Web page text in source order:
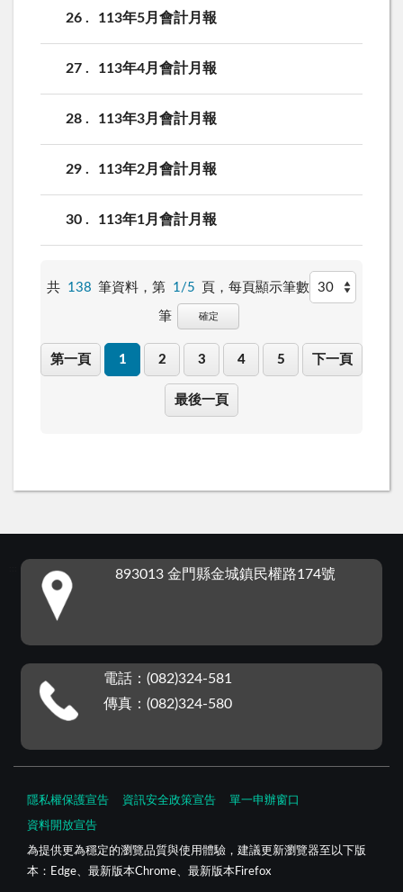
26 113年5月會計月報
27 113年4月會計月報
28 113年3月會計月報
29 113年2月會計月報
30 113年1月會計月報
共 138 筆資料，第 1/5 頁，每頁顯示筆數
筆 確定
第一頁 1 2 3 4 5 下一頁
最後一頁
893013 金門縣金城鎮民權路174號
電話：(082)324-581
傳真：(082)324-580
隱私權保護宣告 資訊安全政策宣告 單一申辦窗口
資料開放宣告
為提供更為穩定的瀏覽品質與使用體驗，建議更新瀏覽器至以下版
本：Edge、最新版本Chrome、最新版本Firefox